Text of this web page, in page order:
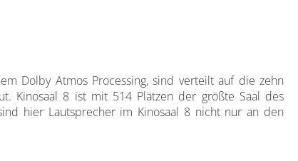
Dolby Atmos Processing, sind verteilt auf die zehn
Kinosaal 8 ist mit 514 Plätzen der größte Saal des
hier Lautsprecher im Kinosaal 8 nicht nur an den